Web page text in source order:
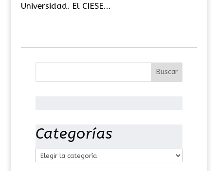
Universidad. El CIESE...
Categorías